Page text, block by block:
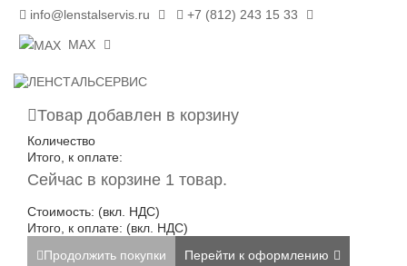
info@lenstalservis.ru +7 (812) 243 15 33
MAX
Товар добавлен в корзину
Количество
Итого, к оплате:
Сейчас в корзине 1 товар.
Стоимость: (вкл. НДС)
Итого, к оплате: (вкл. НДС)
Продолжить покупки
Перейти к оформлению